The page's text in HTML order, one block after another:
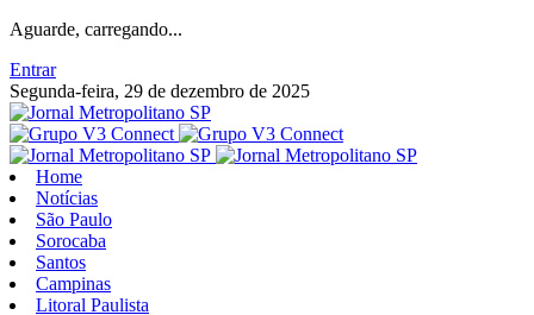
Aguarde, carregando...
Entrar
Segunda-feira, 29 de dezembro de 2025
Home
Notícias
São Paulo
Sorocaba
Santos
Campinas
Litoral Paulista